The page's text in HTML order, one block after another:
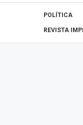
POLÍTICA
REVISTA